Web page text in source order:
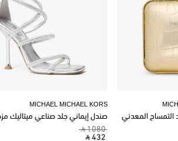
MICHAEL MICHAEL KORS
صندل إيماني جلد صناعي ميتاليك
‎ ⃁ 1080 ‎
‎ ⃁ 432 ‎
التمساح المعدني